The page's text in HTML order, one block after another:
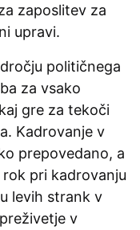
zaposlitev za
upravi.
političnega
za vsako
gre za tekoči
Kadrovanje v
prepovedano, a
pri kadrovanju
levih strank v
v